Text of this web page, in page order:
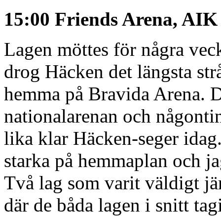
15:00 Friends Arena,
Lagen möttes för några
drog Häcken det längsta
hemma på Bravida Arena.
nationalarenan och
lika klar Häcken-seger
starka på hemmaplan och
Två lag som varit väldigt
där de båda lagen i snitt